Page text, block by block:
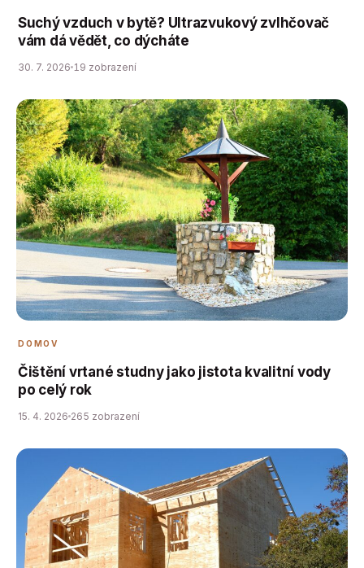
Suchý vzduch v bytě? Ultrazvukový zvlhčovač
vám dá vědět, co dýcháte
30. 7. 2026 19 zobrazení
DOMOV
Čištění vrtané studny jako jistota kvalitní vody
po celý rok
15. 4. 2026 265 zobrazení